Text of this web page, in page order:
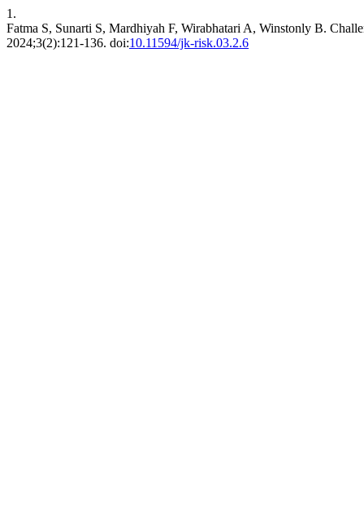
1.
Fatma S, Sunarti S, Mardhiyah F, Wirabhatari A, Winstonly B.
2024;3(2):121-136. doi:10.11594/jk-risk.03.2.6